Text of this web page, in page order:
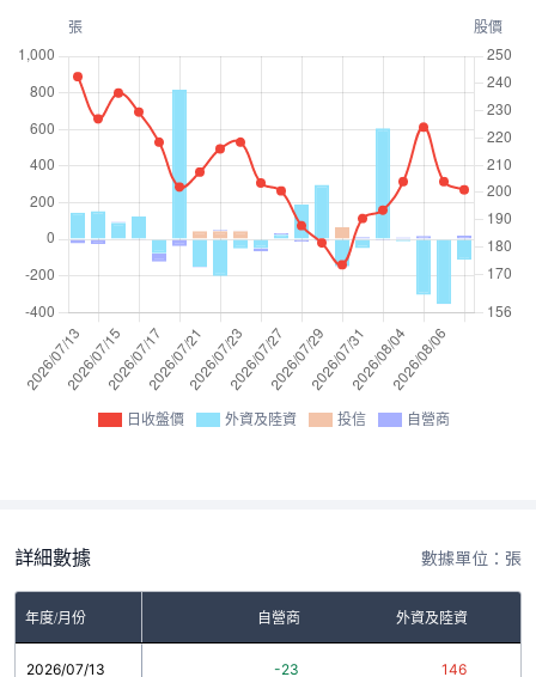
日收盤價 外資及陸資 投信 自營商
詳細數據 數據單位：張
年度/月份 自營商 外資及陸資
2026/07/13 -23 146